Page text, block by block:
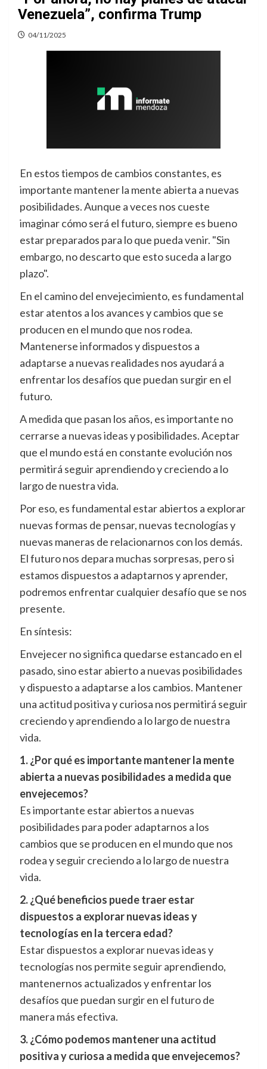
Venezuela”, confirma Trump
04/11/2025
En estos tiempos de cambios constantes, es
importante mantener la mente abierta a nuevas
posibilidades. Aunque a veces nos cueste
imaginar cómo será el futuro, siempre es bueno
estar preparados para lo que pueda venir. "Sin
embargo, no descarto que esto suceda a largo
plazo".
En el camino del envejecimiento, es fundamental
estar atentos a los avances y cambios que se
producen en el mundo que nos rodea.
Mantenerse informados y dispuestos a
adaptarse a nuevas realidades nos ayudará a
enfrentar los desafíos que puedan surgir en el
futuro.
A medida que pasan los años, es importante no
cerrarse a nuevas ideas y posibilidades. Aceptar
que el mundo está en constante evolución nos
permitirá seguir aprendiendo y creciendo a lo
largo de nuestra vida.
Por eso, es fundamental estar abiertos a explorar
nuevas formas de pensar, nuevas tecnologías y
nuevas maneras de relacionarnos con los demás.
El futuro nos depara muchas sorpresas, pero si
estamos dispuestos a adaptarnos y aprender,
podremos enfrentar cualquier desafío que se nos
presente.
En síntesis:
Envejecer no significa quedarse estancado en el
pasado, sino estar abierto a nuevas posibilidades
y dispuesto a adaptarse a los cambios. Mantener
una actitud positiva y curiosa nos permitirá seguir
creciendo y aprendiendo a lo largo de nuestra
vida.
1. ¿Por qué es importante mantener la mente
abierta a nuevas posibilidades a medida que
envejecemos?
Es importante estar abiertos a nuevas
posibilidades para poder adaptarnos a los
cambios que se producen en el mundo que nos
rodea y seguir creciendo a lo largo de nuestra
vida.
2. ¿Qué beneficios puede traer estar
dispuestos a explorar nuevas ideas y
tecnologías en la tercera edad?
Estar dispuestos a explorar nuevas ideas y
tecnologías nos permite seguir aprendiendo,
mantenernos actualizados y enfrentar los
desafíos que puedan surgir en el futuro de
manera más efectiva.
3. ¿Cómo podemos mantener una actitud
positiva y curiosa a medida que envejecemos?